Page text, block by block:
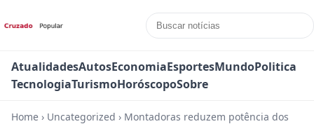
AtualidadesAutosEconomiaEsportesMundoPolitica
TecnologiaTurismoHoróscopoSobre
Home › Uncategorized › Montadoras reduzem potência dos